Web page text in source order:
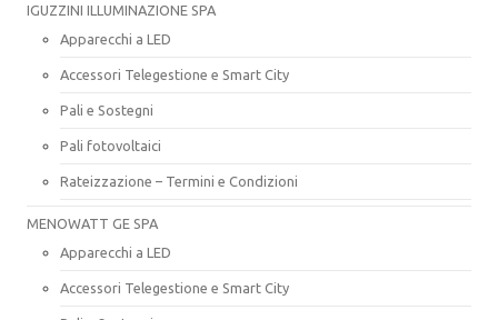
IGUZZINI ILLUMINAZIONE SPA
Apparecchi a LED
Accessori Telegestione e Smart City
Pali e Sostegni
Pali fotovoltaici
Rateizzazione – Termini e Condizioni
MENOWATT GE SPA
Apparecchi a LED
Accessori Telegestione e Smart City